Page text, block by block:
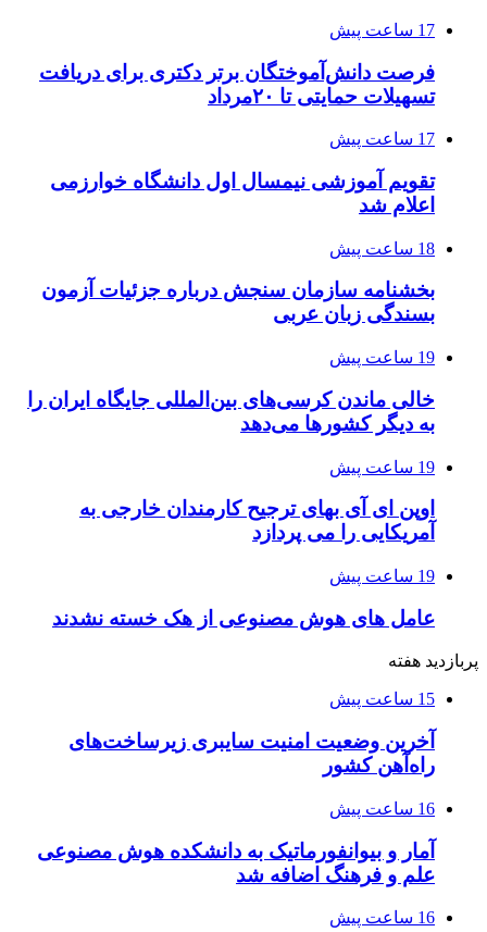
17 ساعت پیش
فرصت دانش‌آموختگان برتر دکتری‌ برای دریافت
تسهیلات حمایتی تا ۲۰مرداد
17 ساعت پیش
تقویم آموزشی نیمسال اول دانشگاه خوارزمی
اعلام شد
18 ساعت پیش
بخشنامه سازمان سنجش درباره جزئیات آزمون
بسندگی زبان عربی
19 ساعت پیش
خالی ماندن کرسی‌های بین‌المللی جایگاه ایران را
به دیگر کشورها می‌دهد
19 ساعت پیش
اوپن ای آی بهای ترجیح کارمندان خارجی به
آمریکایی را می پردازد
19 ساعت پیش
عامل های هوش مصنوعی از هک خسته نشدند
پربازدید هفته
15 ساعت پیش
آخرین وضعیت امنیت سایبری زیرساخت‌های
راه‌آهن کشور
16 ساعت پیش
آمار و بیوانفورماتیک به دانشکده هوش مصنوعی
علم و فرهنگ اضافه شد
16 ساعت پیش